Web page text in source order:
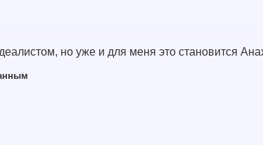
но уже и для меня это становится